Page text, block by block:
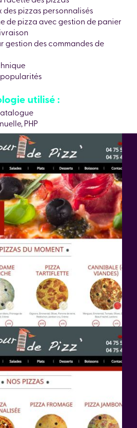
des pizzas personnalisés
de pizza avec gestion de panier
gestion des commandes de
popularités
utilisé :
PHP